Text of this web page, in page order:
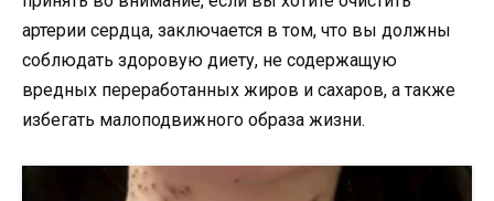
артерии сердца, заключается в том, что вы должны
соблюдать здоровую диету, не содержащую
вредных переработанных жиров и сахаров, а также
избегать малоподвижного образа жизни.